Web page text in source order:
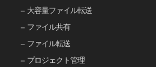
大容量ファイル転送
ファイル共有
ファイル転送
プロジェクト管理